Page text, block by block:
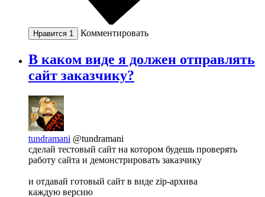
Нравится 1 Комментировать
В каком виде я должен отправлять
сайт заказчику?
tundramani @tundramani
сделай тестовый сайт на котором будешь проверять
работу сайта и демонстрировать заказчику
и отдавай готовый сайт в виде zip-архива
каждую версию